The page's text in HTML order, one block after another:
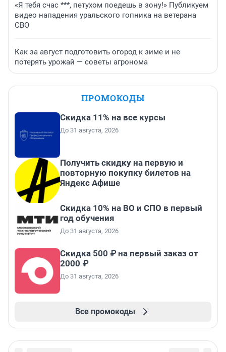
«Я тебя счас ***, петухом поедешь в зону!» Публикуем
видео нападения уральского гопника на ветерана
СВО
Как за август подготовить огород к зиме и не
потерять урожай — советы агронома
ПРОМОКОДЫ
Скидка 11% на все курсы
До 31 августа, 2026
Получить скидку на первую и
повторную покупку билетов на
Яндекс Афише
Скидка 10% на ВО и СПО в первый
год обучения
До 31 августа, 2026
Скидка 500 ₽ на первый заказ от
2000 ₽
До 31 августа, 2026
Все промокоды